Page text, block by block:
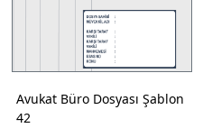
Avukat Büro Dosyası Şablon
42